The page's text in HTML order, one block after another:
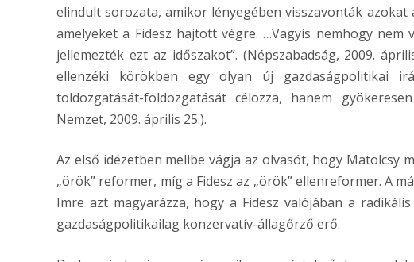
elindult sorozata, amikor lényegében visszavonták
amelyeket a Fidesz hajtott végre. …Vagyis nemhogy
jellemezték ezt az időszakot”. (Népszabadság, 2009.
ellenzéki körökben egy olyan új gazdaságpolitikai
toldozgatását-foldozgatását célozza, hanem
Nemzet, 2009. április 25.).
Az első idézetben mellbe vágja az olvasót, hogy Matolcsy
„örök” reformer, míg a Fidesz az „örök” ellenreformer. A
Imre azt magyarázza, hogy a Fidesz valójában a
gazdaságpolitikailag konzervatív-állagőrző erő.